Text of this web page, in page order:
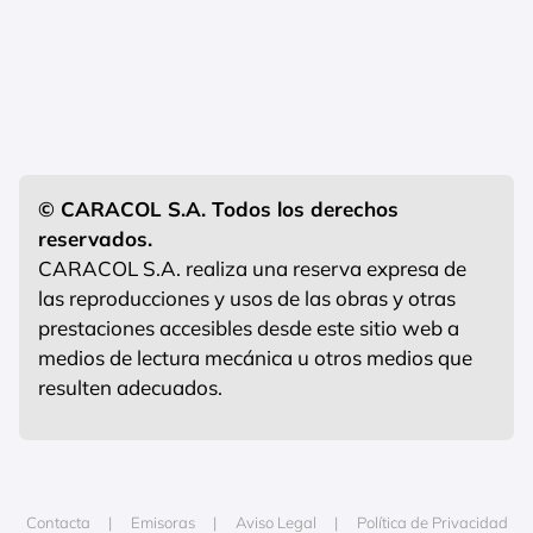
© CARACOL S.A. Todos los derechos
reservados.
CARACOL S.A. realiza una reserva expresa de
las reproducciones y usos de las obras y otras
prestaciones accesibles desde este sitio web a
medios de lectura mecánica u otros medios que
resulten adecuados.
Contacta Emisoras Aviso Legal Política de Privacidad